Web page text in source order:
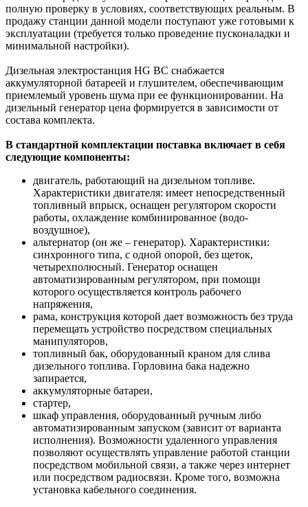
полную проверку в условиях, соответствующих реальным. В
продажу станции данной модели поступают уже готовыми к
эксплуатации (требуется только проведение пусконаладки и
минимальной настройки).
Дизельная электростанция HG BC снабжается
аккумуляторной батареей и глушителем, обеспечивающим
приемлемый уровень шума при ее функционировании. На
дизельный генератор цена формируется в зависимости от
состава комплекта.
В стандартной комплектации поставка включает в себя
следующие компоненты:
двигатель, работающий на дизельном топливе.
Характеристики двигателя: имеет непосредственный
топливный впрыск, оснащен регулятором скорости
работы, охлаждение комбинированное (водо-
воздушное),
альтернатор (он же – генератор). Характеристики:
синхронного типа, с одной опорой, без щеток,
четырехполюсный. Генератор оснащен
автоматизированным регулятором, при помощи
которого осуществляется контроль рабочего
напряжения,
рама, конструкция которой дает возможность без труда
перемещать устройство посредством специальных
манипуляторов,
топливный бак, оборудованный краном для слива
дизельного топлива. Горловина бака надежно
запирается,
аккумуляторные батареи,
стартер,
шкаф управления, оборудованный ручным либо
автоматизированным запуском (зависит от варианта
исполнения). Возможности удаленного управления
позволяют осуществлять управление работой станции
посредством мобильной связи, а также через интернет
или посредством радиосвязи. Кроме того, возможна
установка кабельного соединения.